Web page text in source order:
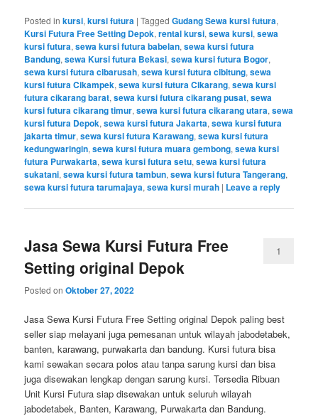
Posted in kursi,kursi futura |Tagged Gudang Sewa kursi futura,
Kursi Futura Free Setting Depok,rental kursi,sewa kursi,sewa
kursi futura,sewa kursi futura babelan,sewa kursi futura
Bandung,sewa Kursi futura Bekasi,sewa kursi futura Bogor,
sewa kursi futura cibarusah,sewa kursi futura cibitung,sewa
kursi futura Cikampek,sewa kursi futura Cikarang,sewa kursi
futura cikarang barat,sewa kursi futura cikarang pusat,sewa
kursi futura cikarang timur,sewa kursi futura cikarang utara,sewa
kursi futura Depok,sewa kursi futura Jakarta,sewa kursi futura
jakarta timur,sewa kursi futura Karawang,sewa kursi futura
kedungwaringin,sewa kursi futura muara gembong,sewa kursi
futura Purwakarta,sewa kursi futura setu,sewa kursi futura
sukatani,sewa kursi futura tambun,sewa kursi futura Tangerang,
sewa kursi futura tarumajaya,sewa kursi murah | Leave a reply
Jasa Sewa Kursi Futura Free
Setting original Depok
Posted onOktober 27, 2022
1
Jasa Sewa Kursi Futura Free Setting original Depok paling best
seller siap melayani juga pemesanan untuk wilayah jabodetabek,
banten, karawang, purwakarta dan bandung. Kursi futura bisa
kami sewakan secara polos atau tanpa sarung kursi dan bisa
juga disewakan lengkap dengan sarung kursi. Tersedia Ribuan
Unit Kursi Futura siap disewakan untuk seluruh wilayah
jabodetabek, Banten, Karawang, Purwakarta dan Bandung.